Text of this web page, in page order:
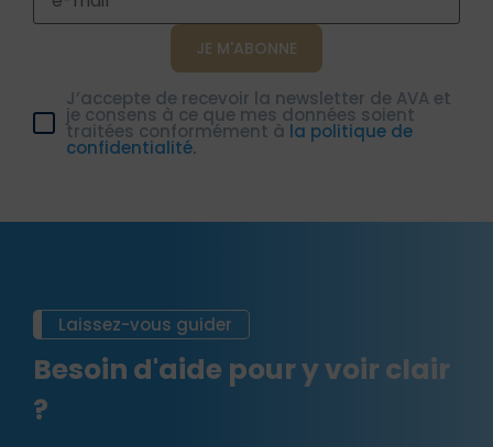
J’accepte de recevoir la newsletter de AVA et
je consens à ce que mes données soient
traitées conformément à la politique de
confidentialité.
Laissez-vous guider
Besoin d'aide pour y voir clair
?